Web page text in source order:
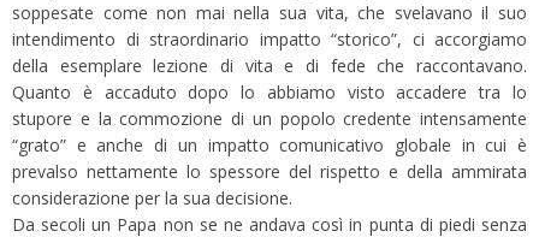
soppesate come non mai nella sua vita, che svelavano il suo
intendimento di straordinario impatto “storico”, ci accorgiamo
della esemplare lezione di vita e di fede che raccontavano.
Quanto è accaduto dopo lo abbiamo visto accadere tra lo
stupore e la commozione di un popolo credente intensamente
“grato” e anche di un impatto comunicativo globale in cui è
prevalso nettamente lo spessore del rispetto e della ammirata
considerazione per la sua decisione.
Da secoli un Papa non se ne andava così in punta di piedi senza